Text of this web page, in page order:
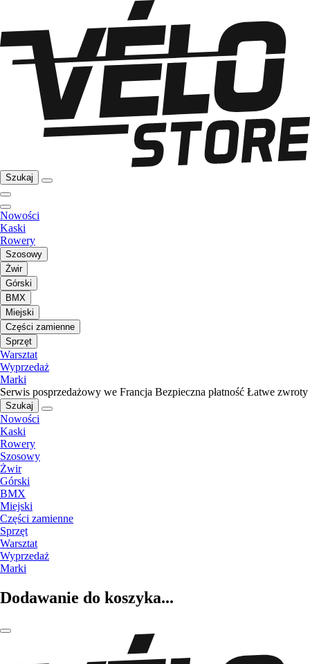
Szukaj
Nowości
Kaski
Rowery
Szosowy
Żwir
Górski
BMX
Miejski
Części zamienne
Sprzęt
Warsztat
Wyprzedaż
Marki
Serwis posprzedażowy we Francja Bezpieczna płatność Łatwe zwroty
Szukaj
Nowości
Kaski
Rowery
Szosowy
Żwir
Górski
BMX
Miejski
Części zamienne
Sprzęt
Warsztat
Wyprzedaż
Marki
Dodawanie do koszyka...